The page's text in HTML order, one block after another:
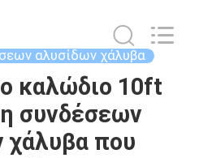
αλυσίδων χάλυβα
καλώδιο 10ft
συνδέσεων
χάλυβα που